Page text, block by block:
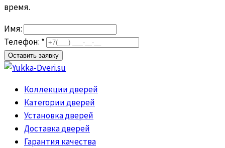
время.
Имя:
Телефон: *
Коллекции дверей
Категории дверей
Установка дверей
Доставка дверей
Гарантия качества